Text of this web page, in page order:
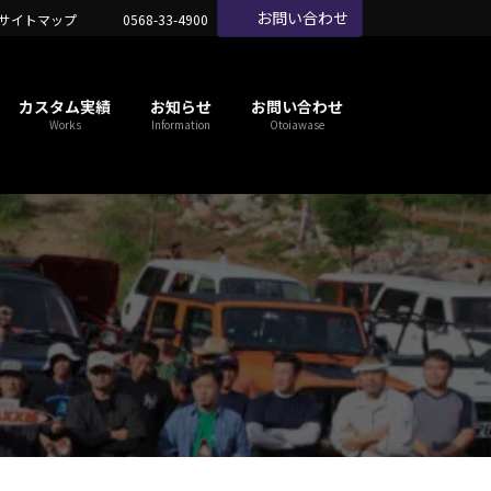
イトマップ 0568-33-4900 お問い合わせ
カスタム実績
Works
お知らせ
Information
お問い合わせ
Otoiawase